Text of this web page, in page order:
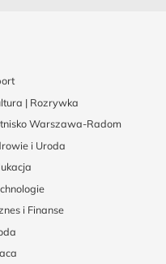
| Rozrywka
Warszawa-Radom
i Uroda
i Finanse